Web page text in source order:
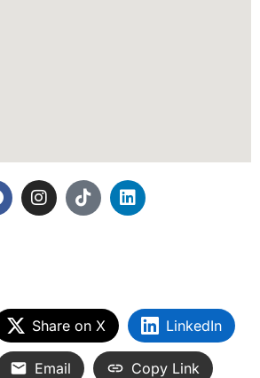
Share on X LinkedIn
Email Copy Link